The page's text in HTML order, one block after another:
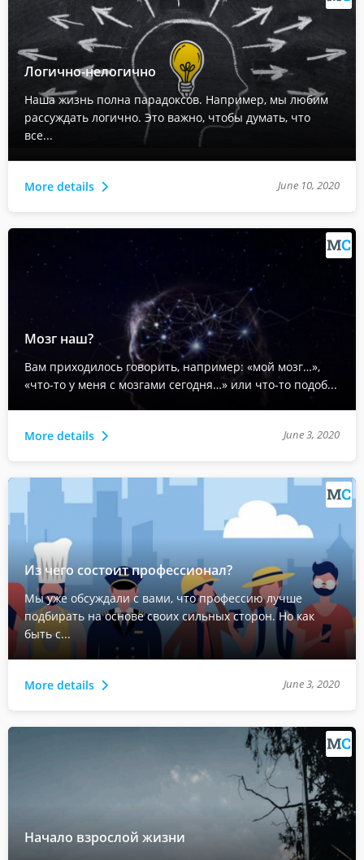
Логично-нелогично
Наша жизнь полна парадоксов. Например, мы любим
рассуждать логично. Это важно, чтобы думать, что
все...
More details June 10, 2020
Мозг наш?
Вам приходилось говорить, например: «мой мозг…»,
«что-то у меня с мозгами сегодня…» или что-то подоб...
More details June 3, 2020
Из чего состоит профессионал?
Мы уже обсуждали с вами, что профессию лучше
подбирать на основе своих сильных сторон. Но как
быть с...
More details June 3, 2020
Начало взрослой жизни